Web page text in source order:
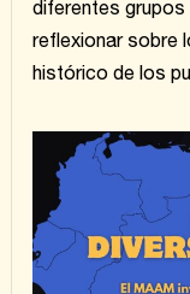
diferentes
reflexionar sobre
histórico de los